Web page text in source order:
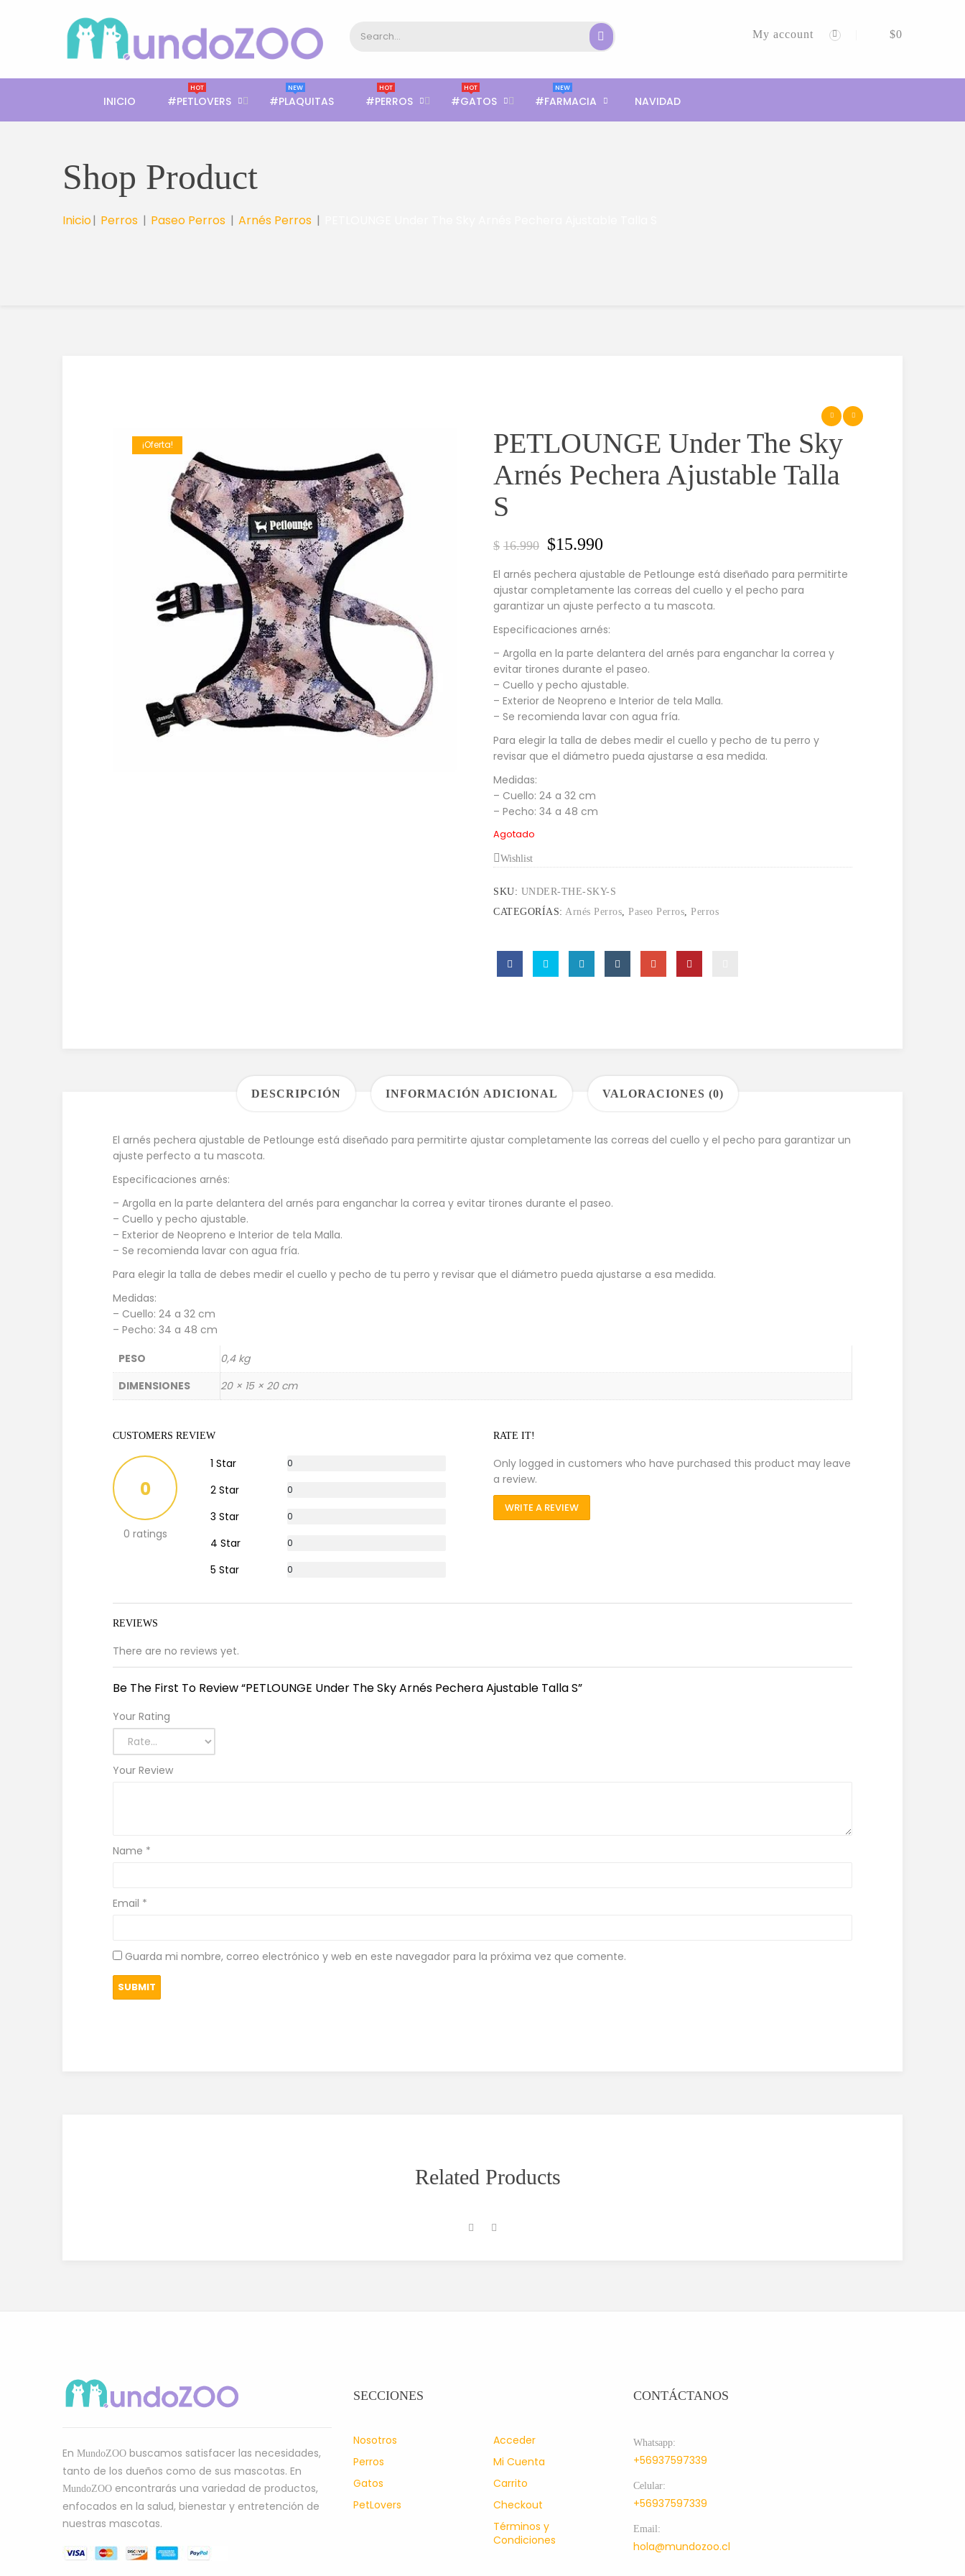
$0
My account
INICIO #PETLOVERS
HOT
#PLAQUITAS
NEW
#PERROS
HOT
#GATOS
HOT
#FARMACIA
NEW
NAVIDAD
Shop Product
Inicio Perros Paseo Perros Arnés Perros
¡Oferta!
PETLOUNGE Under The Sky
Arnés Pechera Ajustable Talla
S
$ 16.990 $15.990
El arnés pechera ajustable de Petlounge está diseñado para permitirte
ajustar completamente las correas del cuello y el pecho para
garantizar un ajuste perfecto a tu mascota.
Especificaciones arnés:
– Argolla en la parte delantera del arnés para enganchar la correa y
evitar tirones durante el paseo.
– Cuello y pecho ajustable.
– Exterior de Neopreno e Interior de tela Malla.
– Se recomienda lavar con agua fría.
Para elegir la talla de debes medir el cuello y pecho de tu perro y
revisar que el diámetro pueda ajustarse a esa medida.
Medidas:
– Cuello: 24 a 32 cm
– Pecho: 34 a 48 cm
Agotado
Wishlist
SKU: UNDER-THE-SKY-S
CATEGORÍAS: Arnés Perros Paseo Perros Perros
DESCRIPCIÓN INFORMACIÓN ADICIONAL VALORACIONES (0)
El arnés pechera ajustable de Petlounge está diseñado para permitirte ajustar completamente las correas del cuello y el pecho para garantizar un
ajuste perfecto a tu mascota.
Especificaciones arnés:
– Argolla en la parte delantera del arnés para enganchar la correa y evitar tirones durante el paseo.
– Cuello y pecho ajustable.
– Exterior de Neopreno e Interior de tela Malla.
– Se recomienda lavar con agua fría.
Para elegir la talla de debes medir el cuello y pecho de tu perro y revisar que el diámetro pueda ajustarse a esa medida.
Medidas:
– Cuello: 24 a 32 cm
– Pecho: 34 a 48 cm
PESO
0,4 kg
DIMENSIONES
20 × 15 × 20 cm
CUSTOMERS REVIEW
0
0 ratings
1 Star
0
2 Star
0
3 Star
0
4 Star
0
5 Star
0
RATE IT!
Only logged in customers who have purchased this product may leave
a review.
WRITE A REVIEW
REVIEWS
There are no reviews yet.
Be The First To Review “PETLOUNGE Under The Sky Arnés Pechera Ajustable Talla S”
Your Rating
Your Review
Name *
Email *
Guarda mi nombre, correo electrónico y web en este navegador para la próxima vez que comente.
Related Products
En MundoZOO buscamos satisfacer las necesidades,
tanto de los dueños como de sus mascotas. En
MundoZOO encontrarás una variedad de productos,
enfocados en la salud, bienestar y entretención de
nuestras mascotas.
SECCIONES
Nosotros
Perros
Gatos
PetLovers
Acceder
Mi Cuenta
Carrito
Checkout
Términos y
Condiciones
CONTÁCTANOS
Whatsapp:
+56937597339
Celular:
+56937597339
Email:
hola@mundozoo.cl